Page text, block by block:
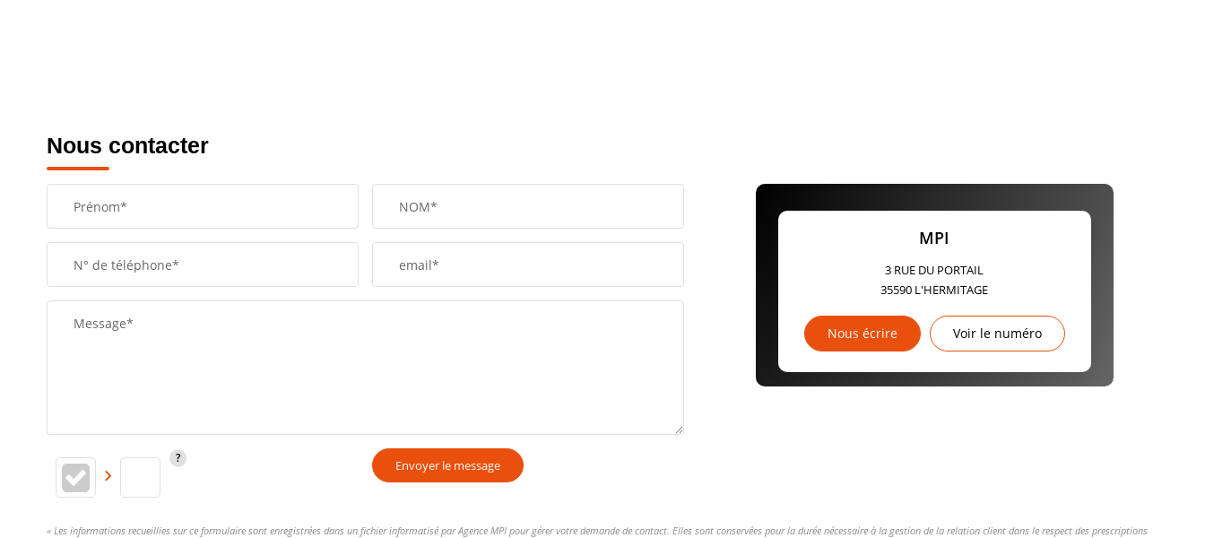
Nous contacter
Prénom* NOM*
N° de téléphone* email*
Message*
Envoyer le message
MPI
3 RUE DU PORTAIL
35590 L'HERMITAGE
Nous écrire Voir le numéro
« Les informations recueillies sur ce formulaire sont enregistrées dans un fichier informatisé par Agence MPI pour gérer votre demande de contact. Elles sont conservées pour la durée nécessaire à la gestion de la relation client dans le respect des prescriptions